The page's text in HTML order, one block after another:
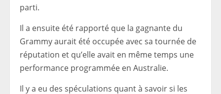
parti.
Il a ensuite été rapporté que la gagnante du
Grammy aurait été occupée avec sa tournée de
réputation et qu’elle avait en même temps une
performance programmée en Australie.
Il y a eu des spéculations quant à savoir si les